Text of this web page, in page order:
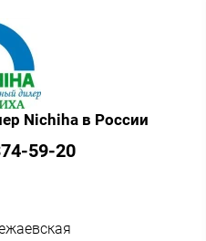
Nichiha в России
59-20